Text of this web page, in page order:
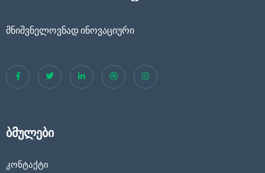
მნიშვნელოვნად ინოვაციური
ბმულები
კონტაქტი